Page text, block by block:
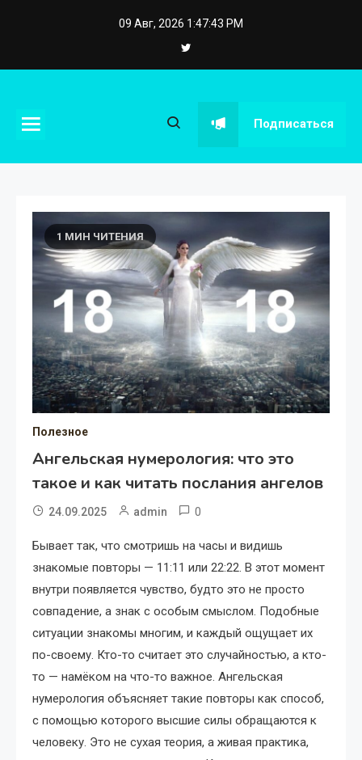
09 Авг, 2026 1:47:44 PM
eposstroy.com.ua Подписаться
1 МИН ЧИТЕНИЯ
Полезное
Ангельская нумерология: что это
такое и как читать послания ангелов
24.09.2025 admin 0
Бывает так, что смотришь на часы и видишь
знакомые повторы — 11:11 или 22:22. В этот момент
внутри появляется чувство, будто это не просто
совпадение, а знак с особым смыслом. Подобные
ситуации знакомы многим, и каждый ощущает их
по-своему. Кто-то считает это случайностью, а кто-
то — намёком на что-то важное. Ангельская
нумерология объясняет такие повторы как способ,
с помощью которого высшие силы обращаются к
человеку. Это не сухая теория, а живая практика,